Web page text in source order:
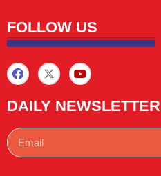
FOLLOW US
DAILY NEWSLETTER